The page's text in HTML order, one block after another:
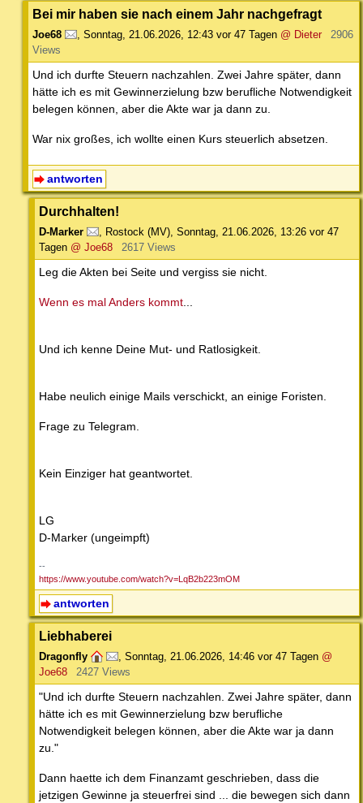
Bei mir haben sie nach einem Jahr nachgefragt
Joe68 , Sonntag, 21.06.2026, 12:43 vor 47 Tagen @ Dieter
2906
Views
Und ich durfte Steuern nachzahlen. Zwei Jahre später, dann
hätte ich es mit Gewinnerzielung bzw berufliche Notwendigkeit
belegen können, aber die Akte war ja dann zu.
War nix großes, ich wollte einen Kurs steuerlich absetzen.
antworten
Durchhalten!
D-Marker , Rostock (MV), Sonntag, 21.06.2026, 13:26 vor 47
Tagen @ Joe68 2617 Views
Leg die Akten bei Seite und vergiss sie nicht.
Wenn es mal Anders kommt...
Und ich kenne Deine Mut- und Ratlosigkeit.
Habe neulich einige Mails verschickt, an einige Foristen.
Frage zu Telegram.
Kein Einziger hat geantwortet.
LG
D-Marker (ungeimpft)
--
https://www.youtube.com/watch?v=LqB2b223mOM
antworten
Liebhaberei
Dragonfly , Sonntag, 21.06.2026, 14:46 vor 47 Tagen @
Joe68
2427 Views
"Und ich durfte Steuern nachzahlen. Zwei Jahre später, dann
hätte ich es mit Gewinnerzielung bzw berufliche
Notwendigkeit belegen können, aber die Akte war ja dann
zu."
Dann haette ich dem Finanzamt geschrieben, dass die
jetzigen Gewinne ja steuerfrei sind ... die bewegen sich dann